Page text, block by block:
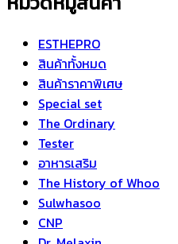
ESTHEPRO
สินค้าทั้งหมด
สินค้าราคาพิเศษ
Special set
The Ordinary
Tester
อาหารเสริม
The History of Whoo
Sulwhasoo
CNP